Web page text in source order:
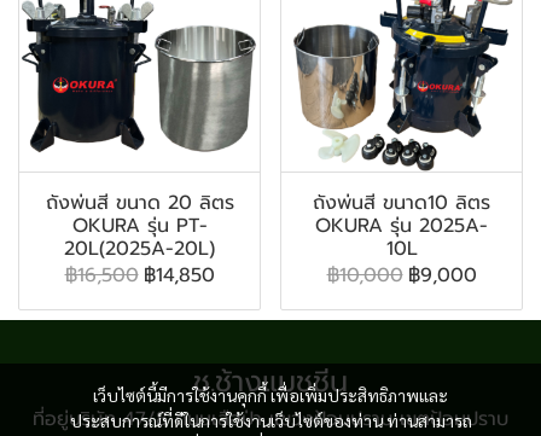
ถังพ่นสี ขนาด 20 ลิตร
OKURA รุ่น PT-
20L(2025A-20L)
฿16,500 ฿14,850
ถังพ่นสี ขนาด10 ลิตร
OKURA รุ่น 2025A-
10L
฿10,000 ฿9,000
เว็บไซต์นี้มีการใช้งานคุกกี้ เพื่อเพิ่มประสิทธิภาพและ
ประสบการณ์ที่ดีในการใช้งานเว็บไซต์ของท่าน ท่านสามารถ
ช.ช้างแมชชีน
ที่อยู่บริษัท 47/8 ถนนเสือป่า แขวงป้อมปราบ เขตป้อมปราบ